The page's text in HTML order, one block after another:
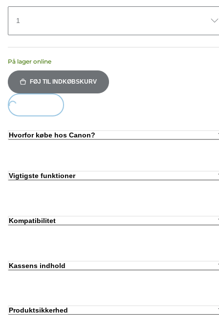
1
På lager online
FØJ TIL INDKØBSKURV
Hvorfor købe hos Canon?
Vigtigste funktioner
Kompatibilitet
Kassens indhold
Produktsikkerhed